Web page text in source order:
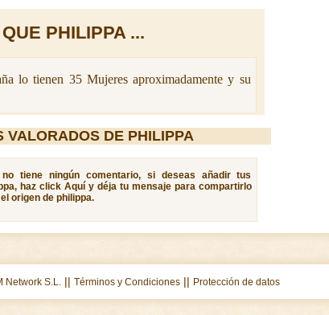
PHILIPPA ...
lo tienen 35 Mujeres aproximadamente y su
VALORADOS DE PHILIPPA
tiene ningún comentario, si deseas añadir tus
haz click Aquí y déja tu mensaje para compartirlo
origen de philippa.
Network S.L. || Términos y Condiciones|| Protección de datos